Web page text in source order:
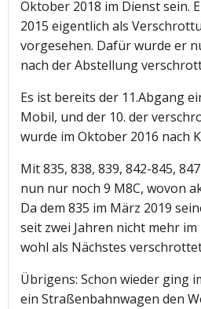
Oktober 2018 im Dienst sein.
2015 eigentlich als
vorgesehen. Dafür wurde er
nach der Abstellung
Es ist bereits der 11.Abgang
Mobil, und der 10. der
wurde im Oktober 2016 nach
Mit 835, 838, 839, 842-845,
nun nur noch 9 M8C, wovon
Da dem 835 im März 2019
seit zwei Jahren nicht mehr
wohl als Nächstes
Übrigens: Schon wieder ging
ein Straßenbahnwagen den